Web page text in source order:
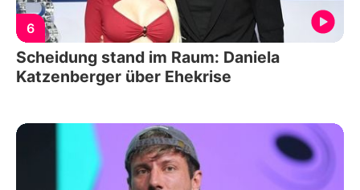
6
Scheidung stand im Raum: Daniela
Katzenberger über Ehekrise